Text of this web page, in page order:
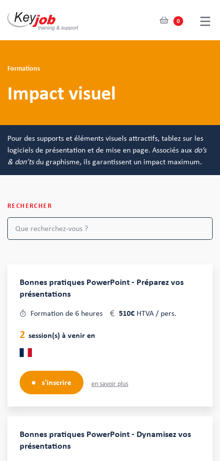
main
0
Formations
Impact visuel
Pour des supports et éléments visuels attractifs, tablez sur les
logiciels de présentation et de mise en page. Associés aux do’s
& don’tsdu graphisme, ils garantissent un impact maximum.
RECHERCHER
Bonnes pratiques PowerPoint - Préparez vos
présentations
Formation de 6 heures 510€ HTVA / pers.
2 session(s) à venir en
s'inscrire en savoir plus
Bonnes pratiques PowerPoint - Dynamisez vos
présentations